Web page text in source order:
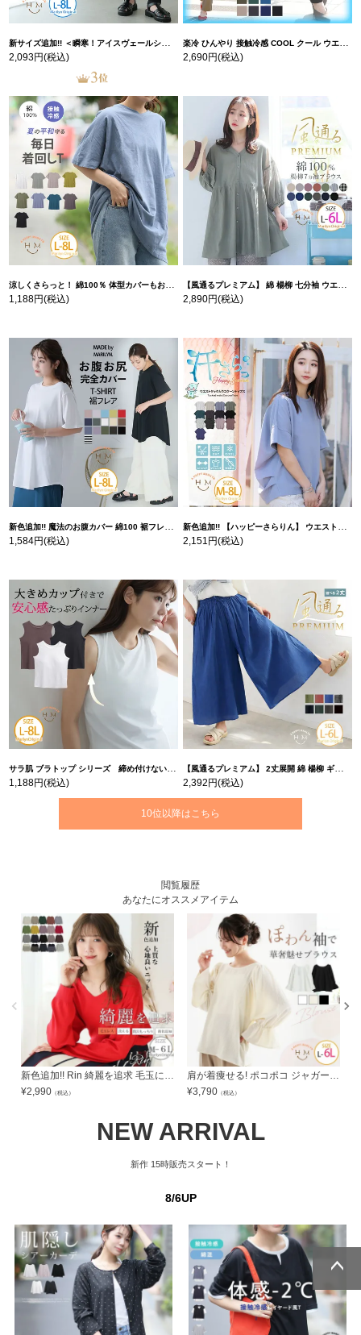
新サイズ追加!! ＜瞬寒！アイスヴェールシリーズ＞ 美脚 ジョガーパンツ 【ウェストゴム】 【ストレッチ】 | 大きいサイズの通販ならハッピーマリリン
2,093円(税込)
楽冷 ひんやり 接触冷感 COOL クール ウエストゴム 楽ちん ストレッチ 美脚 レギパン 【ストレッチ】 | 大きいサイズの通販ならハッピーマリリン
2,690円(税込)
涼しくさらっと！ 綿100％ 体型カバーもお洒落も叶える 風合いコットン ゆるシルエット ドルマン | 大きいサイズの通販ならハッピーマリリン
1,188円(税込)
【風通るプレミアム】 綿 楊柳 七分袖 ウエストギャザー ブラウス | 大きいサイズの通販ならハッピーマリリン
2,890円(税込)
新色追加!! 魔法のお腹カバー 綿100 裾フレア Tシャツ | 大きいサイズの通販ならハッピーマリリン
1,584円(税込)
新色追加!! 【ハッピーさらりん】 ウエストタック入り スッキリ魅せ コクーントップス | 大きいサイズの通販ならハッピーマリリン
2,151円(税込)
サラ肌 ブラトップ シリーズ 締め付けない リブ タンクトップ | 大きいサイズの通販ならハッピーマリリン
1,188円(税込)
【風通るプレミアム】 2丈展開 綿 楊柳 ギャザー フレア スカンツ 【ウェストゴム】 | 大きいサイズの通販ならハッピーマリリン
2,392円(税込)
10位以降はこちら
閲覧履歴
あなたにオススメアイテム
¥2,990 （税込）
¥3,790 （税込）
NEW ARRIVAL
新作 15時販売スタート！
8/6UP
ページトッ
プへ
ページトッ
プへ